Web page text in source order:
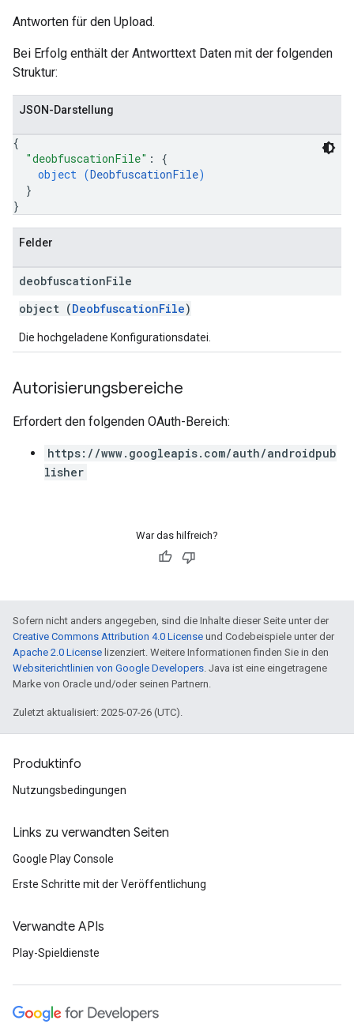
Antworten für den Upload.
Bei Erfolg enthält der Antworttext Daten mit der folgenden
Struktur:
JSON-Darstellung
{
"deobfuscationFile" : {
object (DeobfuscationFile)
}
}
Felder
deobfuscationFile
object (DeobfuscationFile)
Die hochgeladene Konfigurationsdatei.
Autorisierungsbereiche
Erfordert den folgenden OAuth-Bereich:
https://www.googleapis.com/auth/androidpub
lisher
War das hilfreich?
Sofern nicht anders angegeben, sind die Inhalte dieser Seite unter der
Creative Commons Attribution 4.0 License und Codebeispiele unter der
Apache 2.0 License lizenziert. Weitere Informationen finden Sie in den
Websiterichtlinien von Google Developers. Java ist eine eingetragene
Marke von Oracle und/oder seinen Partnern.
Zuletzt aktualisiert: 2025-07-26 (UTC).
Produktinfo
Nutzungsbedingungen
Links zu verwandten Seiten
Google Play Console
Erste Schritte mit der Veröffentlichung
Verwandte APIs
Play-Spieldienste